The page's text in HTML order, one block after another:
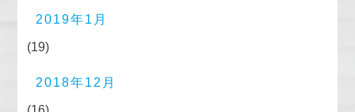
2019年1月
(19)
2018年12月